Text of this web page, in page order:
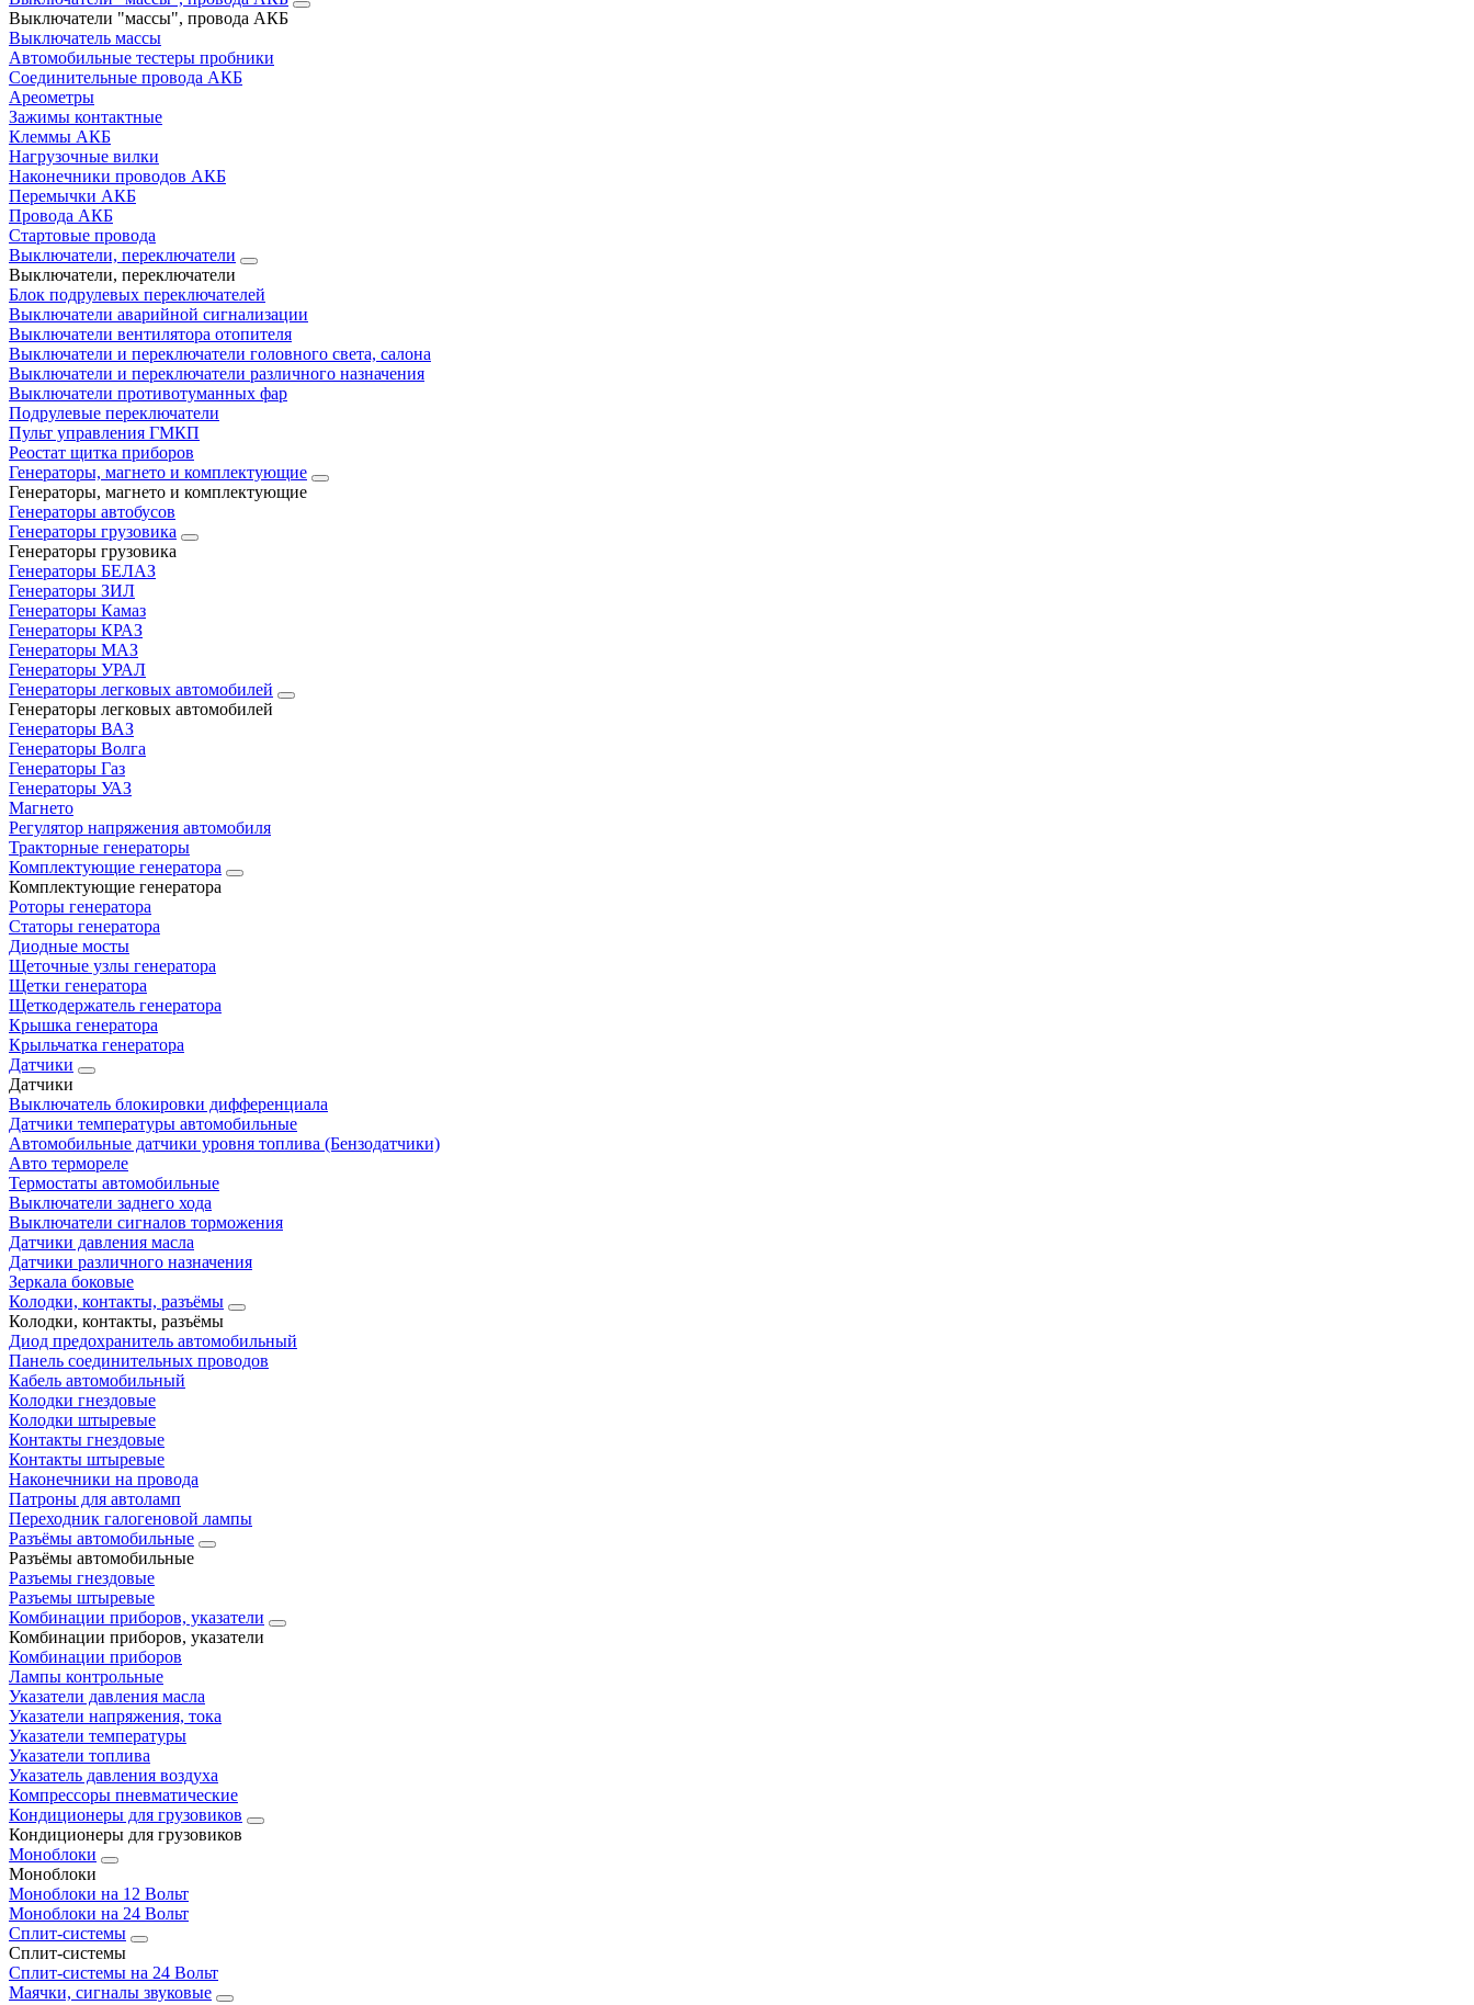
Выключатели "массы", провода АКБ
Выключатель массы
Автомобильные тестеры пробники
Соединительные провода АКБ
Ареометры
Зажимы контактные
Клеммы АКБ
Нагрузочные вилки
Наконечники проводов АКБ
Перемычки АКБ
Провода АКБ
Стартовые провода
Выключатели, переключатели
Выключатели, переключатели
Блок подрулевых переключателей
Выключатели аварийной сигнализации
Выключатели вентилятора отопителя
Выключатели и переключатели головного света, салона
Выключатели и переключатели различного назначения
Выключатели противотуманных фар
Подрулевые переключатели
Пульт управления ГМКП
Реостат щитка приборов
Генераторы, магнето и комплектующие
Генераторы, магнето и комплектующие
Генераторы автобусов
Генераторы грузовика
Генераторы грузовика
Генераторы БЕЛАЗ
Генераторы ЗИЛ
Генераторы Камаз
Генераторы КРАЗ
Генераторы МАЗ
Генераторы УРАЛ
Генераторы легковых автомобилей
Генераторы легковых автомобилей
Генераторы ВАЗ
Генераторы Волга
Генераторы Газ
Генераторы УАЗ
Магнето
Регулятор напряжения автомобиля
Тракторные генераторы
Комплектующие генератора
Комплектующие генератора
Роторы генератора
Статоры генератора
Диодные мосты
Щеточные узлы генератора
Щетки генератора
Щеткодержатель генератора
Крышка генератора
Крыльчатка генератора
Датчики
Датчики
Выключатель блокировки дифференциала
Датчики температуры автомобильные
Автомобильные датчики уровня топлива (Бензодатчики)
Авто термореле
Термостаты автомобильные
Выключатели заднего хода
Выключатели сигналов торможения
Датчики давления масла
Датчики различного назначения
Зеркала боковые
Колодки, контакты, разъёмы
Колодки, контакты, разъёмы
Диод предохранитель автомобильный
Панель соединительных проводов
Кабель автомобильный
Колодки гнездовые
Колодки штыревые
Контакты гнездовые
Контакты штыревые
Наконечники на провода
Патроны для автоламп
Переходник галогеновой лампы
Разъёмы автомобильные
Разъёмы автомобильные
Разъемы гнездовые
Разъемы штыревые
Комбинации приборов, указатели
Комбинации приборов, указатели
Комбинации приборов
Лампы контрольные
Указатели давления масла
Указатели напряжения, тока
Указатели температуры
Указатели топлива
Указатель давления воздуха
Компрессоры пневматические
Кондиционеры для грузовиков
Кондиционеры для грузовиков
Моноблоки
Моноблоки
Моноблоки на 12 Вольт
Моноблоки на 24 Вольт
Сплит-системы
Сплит-системы
Сплит‑системы на 24 Вольт
Маячки, сигналы звуковые